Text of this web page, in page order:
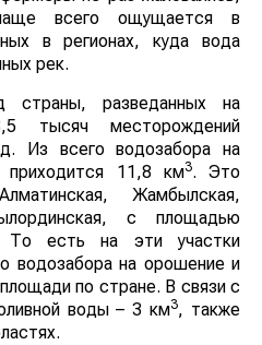
всего ощущается в
в регионах, куда вода
рек.
страны, разведанных на
тысяч месторождений
Из всего водозабора на
приходится 11,8 км3. Это
Жамбылская,
с площадью
То есть на эти участки
водозабора на орошение и
по стране. В связи с
воды – 3 км3, также